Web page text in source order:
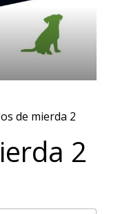
de mierda 2
2